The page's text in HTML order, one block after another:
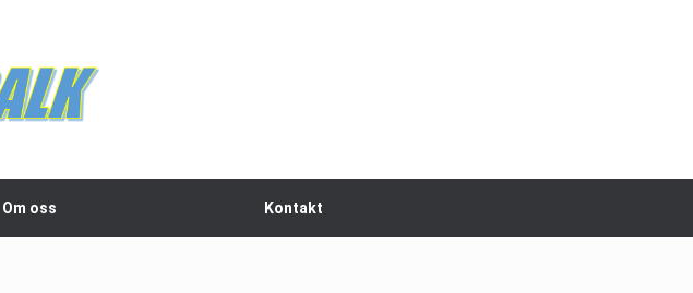
Om oss Kontakt